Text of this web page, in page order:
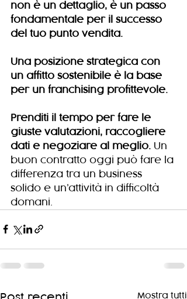
non è un dettaglio, è un passo
fondamentale per il successo
del tuo punto vendita.
Una posizione strategica con
un affitto sostenibile è la base
per un franchising profittevole.
Prenditi il tempo per fare le
giuste valutazioni, raccogliere
dati e negoziare al meglio. Un
buon contratto oggi può fare la
differenza tra un business
solido e un’attività in difficoltà
domani.
Mostra tutti